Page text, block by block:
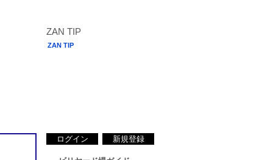
ZAN TIP
ログイン 新規登録